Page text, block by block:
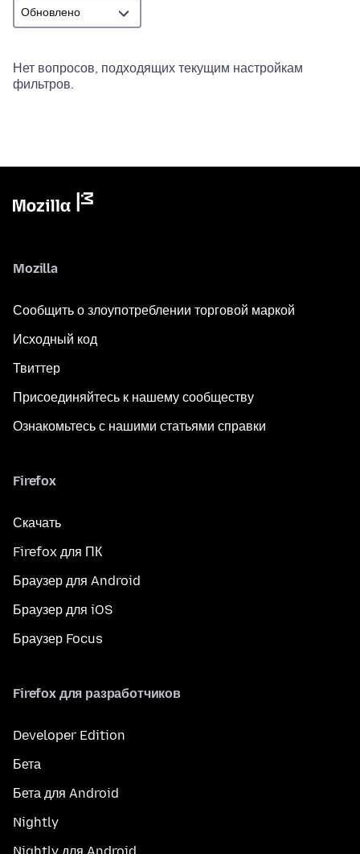
Нет вопросов, подходящих текущим настройкам
фильтров.
Mozilla
Сообщить о злоупотреблении торговой маркой
Исходный код
Твиттер
Присоединяйтесь к нашему сообществу
Ознакомьтесь с нашими статьями справки
Firefox
Скачать
Firefox для ПК
Браузер для Android
Браузер для iOS
Браузер Focus
Firefox для разработчиков
Developer Edition
Бета
Бета для Android
Nightly